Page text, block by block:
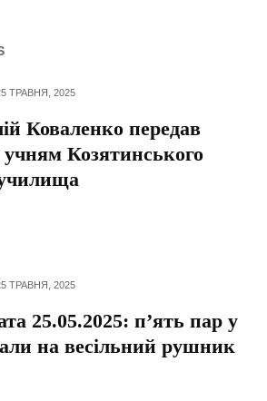
ТРАВНЯ, 2025
Коваленко передав
учням Козятинського
ТРАВНЯ, 2025
25.05.2025: п’ять пар у
на весільний рушник